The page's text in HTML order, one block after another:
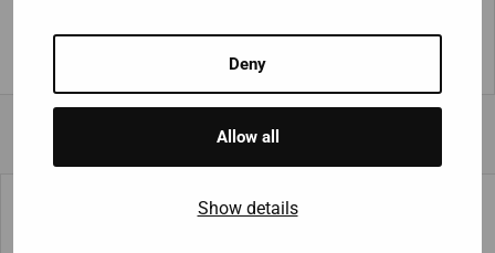
Deny
Allow all
Show details
drei Sehenswürdigkeiten, die man nicht verpassen
Die Top 3 Sehenswürdigkeiten